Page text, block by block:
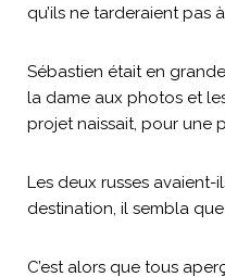
qu’ils ne tarderaient pas
Sébastien était en
la dame aux photos et
projet naissait, pour une
Les deux russes
destination, il sembla
C’est alors que tous